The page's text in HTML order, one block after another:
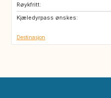
Røykfritt:
Kjæledyrpass ønskes:
ID
JP
Destinasjon